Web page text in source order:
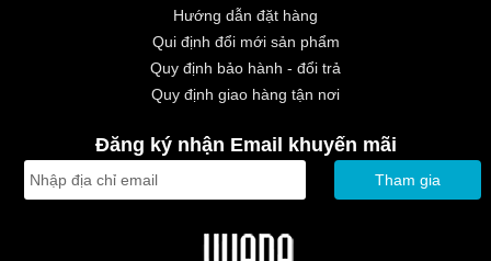
Hướng dẫn đặt hàng
Qui định đổi mới sản phẩm
Quy định bảo hành - đổi trả
Quy định giao hàng tận nơi
Đăng ký nhận Email khuyến mãi
Tham gia